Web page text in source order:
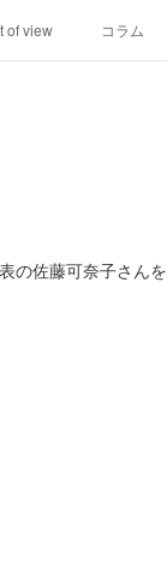
of view コラム
の佐藤可奈子さんを